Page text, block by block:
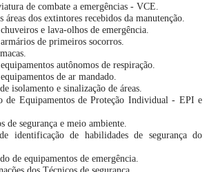
de combate a emergências - VCE.
áreas dos extintores recebidos da manutenção.
e lava-olhos de emergência.
de primeiros socorros.
autônomos de respiração.
de ar mandado.
isolamento e sinalização de áreas.
de Equipamentos de Proteção Individual - EPI e
de segurança e meio ambiente.
identificação de habilidades de segurança do
de equipamentos de emergência.